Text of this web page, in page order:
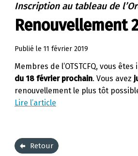
Inscription au tableau de
Renouvellement
Publié le 11 février 2019
Membres de l’OTSTCFQ, vous
du 18 février prochain. Vous avez
renouvellement le plus tôt
Lire l’article
Retour